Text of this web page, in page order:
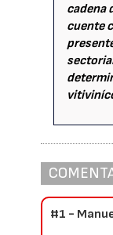
cadena
cuente
#1 -